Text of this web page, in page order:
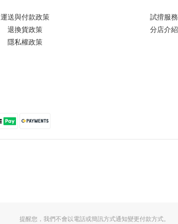
運送與付款政策
退換貨政策
隱私權政策
試揹服務
分店介紹
提醒您，我們不會以電話或簡訊方式通知變更付款方式。